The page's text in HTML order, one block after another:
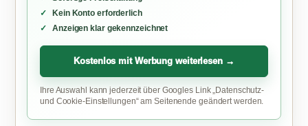
Kein Konto erforderlich
Anzeigen klar gekennzeichnet
Kostenlos mit Werbung weiterlesen →
Ihre Auswahl kann jederzeit über Googles Link „Datenschutz-
und Cookie-Einstellungen“ am Seitenende geändert werden.